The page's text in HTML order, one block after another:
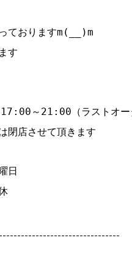
ておりますm(__)m
す
～21:00（ラストオー
閉店させて頂きます
日